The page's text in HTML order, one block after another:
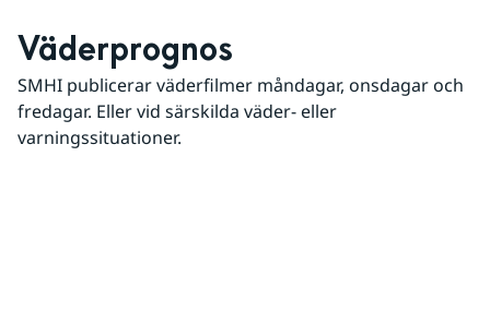
Väderprognos
SMHI publicerar väderfilmer måndagar, onsdagar och
fredagar. Eller vid särskilda väder- eller
varningssituationer.